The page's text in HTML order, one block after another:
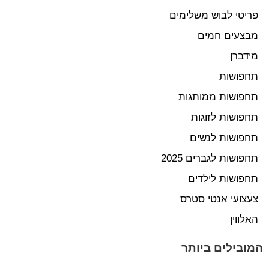
פריטי לבוש משלימים
מבצעים חמים
מידברן
תחפושות
תחפושות ממותגות
תחפושות לזוגות
תחפושות לנשים
תחפושות לגברים 2025
תחפושות לילדים
צעצועי אנטי סטרס
האלווין
המובילים ביותר